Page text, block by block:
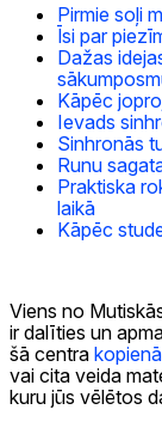
Pirmie soļi
Īsi par
Dažas
Kāpēc
Ievads
Sinhronās
Runu
Praktiska
laikā
Kāpēc
Viens no
ir dalīties un
šā centra
vai cita veida
kuru jūs vēlētos